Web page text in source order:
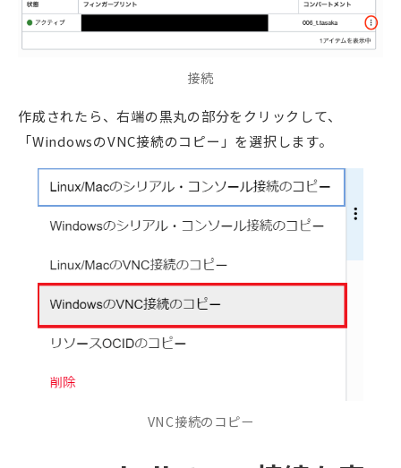
接続
作成されたら、右端の黒丸の部分をクリックして、
「WindowsのVNC接続のコピー」を選択します。
VNC接続のコピー